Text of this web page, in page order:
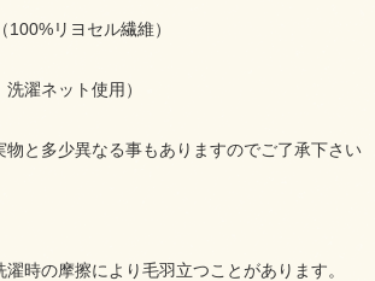
リヨセル繊維）
濯ネット使用）
物と多少異なる事もありますのでご了承下さい
濯時の摩擦により毛羽立つことがあります。